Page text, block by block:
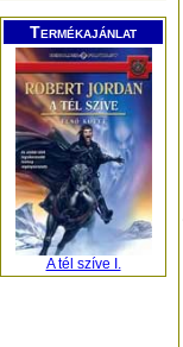
Termékajánlat
A tél szíve I.